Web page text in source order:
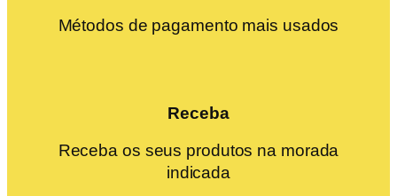
Métodos de pagamento mais usados
Receba
Receba os seus produtos na morada
indicada